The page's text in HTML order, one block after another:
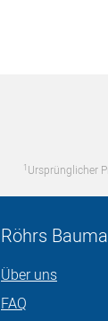
1 Ursprünglicher
Röhrs
Über uns
FAQ